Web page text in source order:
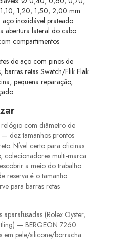
1,20, 1,50, 2,00 mm
aço inoxidável prateado
abertura lateral do cabo
compartimentos
de aço com pinos de
retas Swatch/Flik Flak
pequena reparação,
com diâmetro de
dez tamanhos prontos
Nível certo para oficinas
colecionadores multi-marca
a meio do trabalho
reserva é o tamanho
para barras retas
(Rolex Oyster,
— BERGEON 7260.
em pele/silicone/borracha